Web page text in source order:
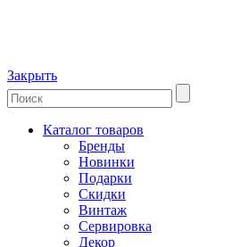
Закрыть
Каталог товаров
Бренды
Новинки
Подарки
Скидки
Винтаж
Сервировка
Декор